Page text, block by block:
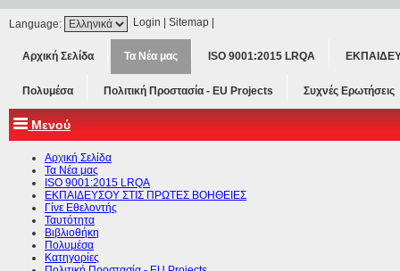
Language: Login Sitemap
Αρχική Σελίδα Τα Νέα μας ISO 9001:2015 LRQA
Πολυμέσα Πολιτική Προστασία - ΕU Projects Συχνές Ερωτήσεις
Μενού
Αρχική Σελίδα
Τα Νέα μας
ISO 9001:2015 LRQA
ΕΚΠΑΙΔΕΥΣΟΥ ΣΤΙΣ ΠΡΩΤΕΣ ΒΟΗΘΕΙΕΣ
Γίνε Εθελοντής
Ταυτότητα
Βιβλιοθήκη
Πολυμέσα
Κατηγορίες